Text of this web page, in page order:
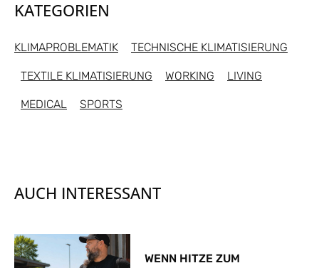
KATEGORIEN
KLIMAPROBLEMATIK TECHNISCHE KLIMATISIERUNG
TEXTILE KLIMATISIERUNG WORKING LIVING
MEDICAL SPORTS
AUCH INTERESSANT
WENN HITZE ZUM